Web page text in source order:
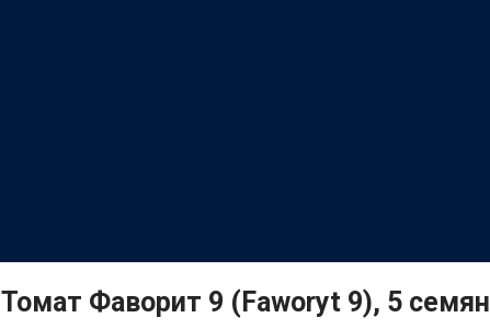
Томат Фаворит 9 (Faworyt 9), 5 семян